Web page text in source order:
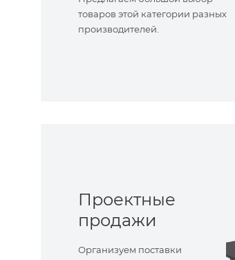
товаров этой категории разных
производителей.
Проектные
продажи
Организуем поставки